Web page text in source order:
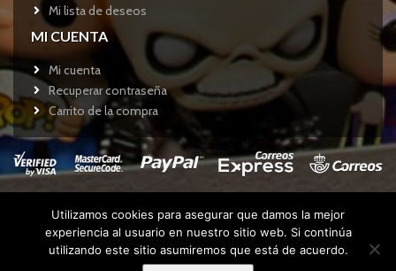
Mi lista de deseos
MI CUENTA
Mi cuenta
Recuperar contraseña
Carrito de la compra
Copyright © 2017Funkotienda.com - Todos los derechos
reservados.
Utilizamos cookies para asegurar que damos la mejor
experiencia al usuario en nuestro sitio web. Si continúa
utilizando este sitio asumiremos que está de acuerdo.